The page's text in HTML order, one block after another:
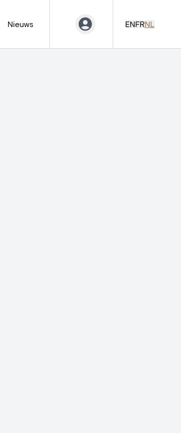
Nieuws ENFRNL